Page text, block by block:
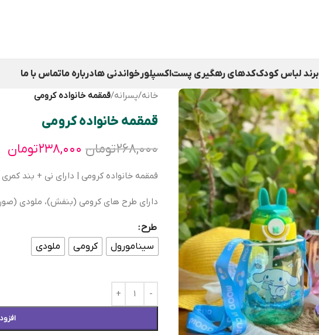
برند لباس کودککدهای رهگیری پستاکسپلورخواندنی هادرباره ماتماس با ما
خانه/پسرانه/قمقمه خانواده کرومی
قمقمه خانواده کرومی
۲۶۸,۰۰۰تومان ۲۳۸,۰۰۰تومان
قمقمه خانواده کرومی | دارای نی + بند
دارای طرح های کرومی (بنفش)، ملودی
طرح
سینامورول
کرومی ملودی